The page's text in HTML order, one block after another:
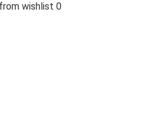
wishlist 0